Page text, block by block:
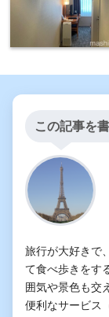
この記事を
旅行が大好きで
て食べ歩きをす
囲気や景色も交
便利なサービス